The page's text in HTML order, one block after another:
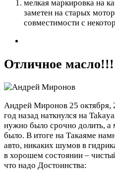
мелкая маркировка на
заметен на старых
совместимости с
Отличное масло!!!
Андрей Миронов 25 октября,
год назад наткнулся на
нужно было срочно долить, а
было. В итоге на Такаяме
авто, никаких шумов в
в хорошем состоянии –
что надо Достоинства: